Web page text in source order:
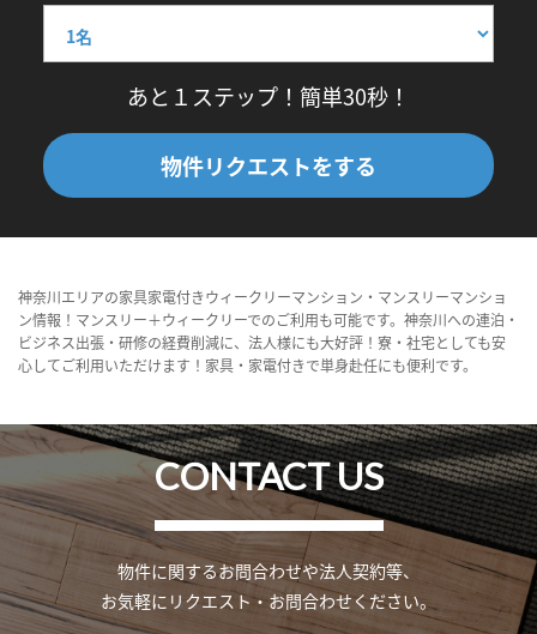
あと１ステップ！簡単30秒！
物件リクエストをする
神奈川エリアの家具家電付きウィークリーマンション・マンスリーマンショ
ン情報！マンスリー＋ウィークリーでのご利用も可能です。神奈川への連泊・
ビジネス出張・研修の経費削減に、法人様にも大好評！寮・社宅としても安
心してご利用いただけます！家具・家電付きで単身赴任にも便利です。
CONTACT US
物件に関するお問合わせや法人契約等、
お気軽にリクエスト・お問合わせください。